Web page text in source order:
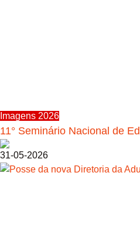
Imagens 2026
11° Seminário Nacional de
31-05-2026